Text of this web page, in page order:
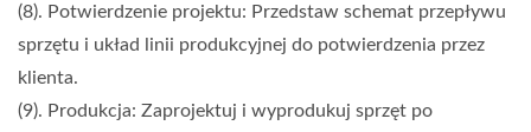
(8). Potwierdzenie projektu: Przedstaw schemat przepływu
sprzętu i układ linii produkcyjnej do potwierdzenia przez
klienta.
(9). Produkcja: Zaprojektuj i wyprodukuj sprzęt po